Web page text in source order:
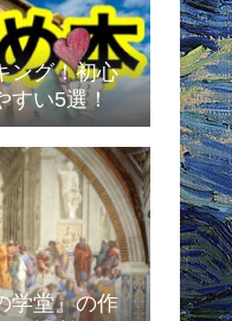
ング！初心
すい5選！
学堂』の作